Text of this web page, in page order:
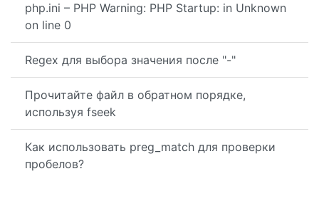
php.ini – PHP Warning: PHP Startup: in Unknown
on line 0
Regex для выбора значения после "-"
Прочитайте файл в обратном порядке,
используя fseek
Как использовать preg_match для проверки
пробелов?